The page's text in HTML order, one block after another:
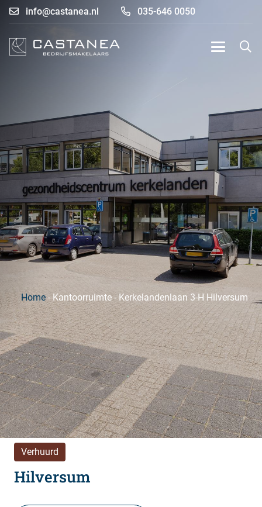
info@castanea.nl 035-646 0050
Home -Kantoorruimte-Kerkelandenlaan 3-H Hilversum
Verhuurd
Hilversum